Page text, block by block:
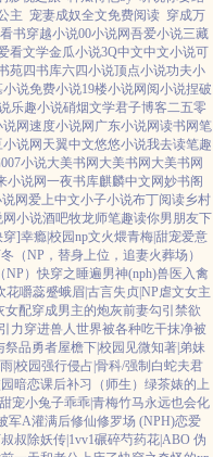
主 宠妻成奴全文免费阅读 穿成万
书穿越小说00小说网吾爱小说三藏
看文学金瓜小说3Q中文中文小说可
苑四书库六四小说顶点小说功夫小
小说免费小说19楼小说网阅小说捏破
乐趣小说硝烟文学君子博客二五零
网速度小说网 广东小说网读书网笔
说网 天翼中文悠悠小说我去读笔趣
007小说大美书网 大美书网 大美书网
小说网一夜书库麒麟中文网妙书阁
网爱上中文小子小说布丁阅读乡村
小说酒吧牧龙师笔趣读你男朋友下
]幸瘾|校园np文火煨青梅|甜宠爱意
（NP，替身上位，追妻火葬场）
NP）快穿之睡遍男神(nph)兽医 入禽
花嚼蕊蹙蛾眉|古言失贞|NP虐文女主
女配穿成男主的炮灰前妻勾引禁欲
力穿进兽人世界被各种吃干抹净被
祭品勇者屋檐下|校园 见微知著|弟妹
|校园强行侵占|骨科/强制 白蛇夫君
暗恋课后补习（师生） 绿茶婊的上
宠小兔子乖乖|青梅竹马永远也会化
军A灌满后修仙修罗场 (NPH)恋爱
叔除妖传|1vv1碾碎芍药花|ABO 伪